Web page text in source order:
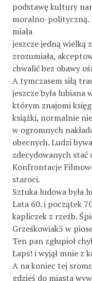
podstawę kultury
moralno-polityczną.
miała
jeszcze jedną wielką
zrozumiała,
chwalić bez obawy
A tymczasem siłą
jeszcze była
którym znajomi
książki, normalnie
w ogromnych
obecnych. Ludzi
zdecydowanych stać
Konfrontacje
staroci.
Sztuka ludowa była
Lata 60. i początek
kapliczek z rzeźb.
Grześkowiak5 w
Ten pan zgłupioł
Łaps! i wyjął mnie z
A na koniec tej
gdzieś do miasta